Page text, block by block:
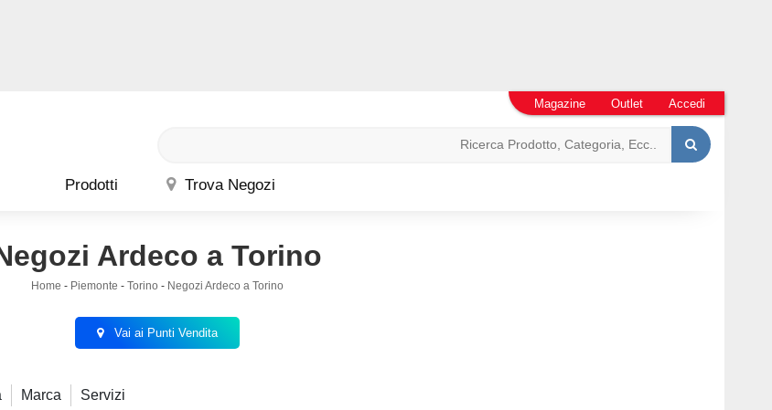
Prodotti Trova Negozi
Magazine Outlet Accedi
Ardeco a Torino
Home - Piemonte - Torino - Negozi Ardeco a Torino
Vai ai Punti Vendita
Marca Servizi